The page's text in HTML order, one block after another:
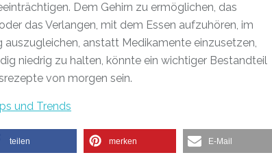
Dem Gehirn zu ermöglichen, das
das Verlangen, mit dem Essen aufzuhören, im
auszugleichen, anstatt Medikamente einzusetzen,
niedrig zu halten, könnte ein wichtiger Bestandteil
von morgen sein.
und Trends
teilen merken E-Mail